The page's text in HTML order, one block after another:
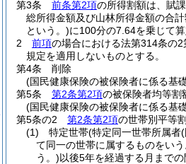
第3条
前条第2項の所得割額は、賦
総所得金額及び山林所得金額の合
という。)に100分の7.64を乗じて算
2
前項の場合における法第314条の
規定を適用しないものとする。
第4条
削除
(国民健康保険の被保険者に係る基
第5条
第2条第2項の被保険者均等割
(国民健康保険の被保険者に係る基
第5条の2
第2条第2項の世帯別平等割
(1)
特定世帯(特定同一世帯所属者(
て同一の世帯に属するものをい
う。)以後5年を経過する月まで